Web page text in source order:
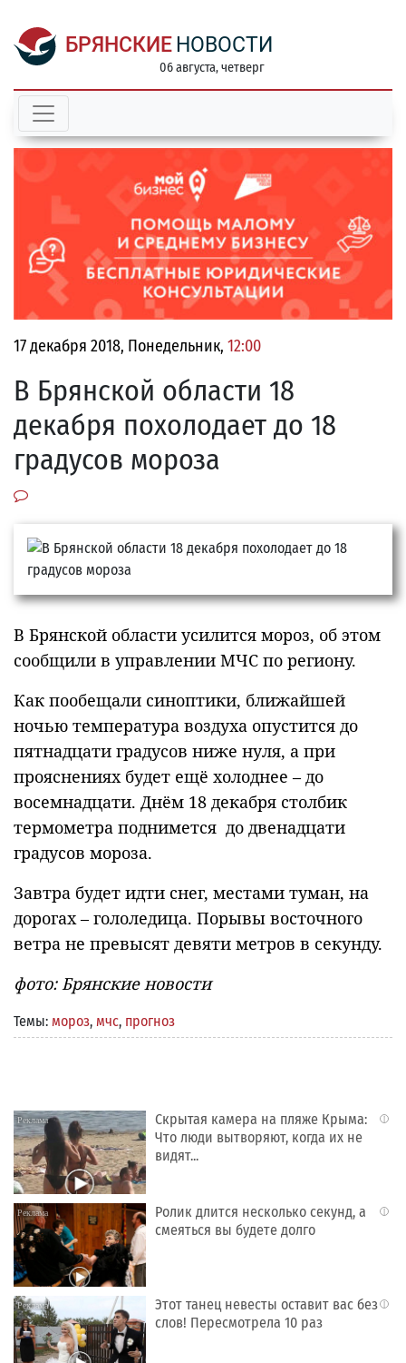
БРЯНСКИЕ НОВОСТИ
06 августа, четверг
17 декабря 2018, Понедельник, 12:00
В Брянской области 18
декабря похолодает до 18
градусов мороза
В Брянской области усилится мороз, об этом
сообщили в управлении МЧС по региону.
Как пообещали синоптики, ближайшей
ночью температура воздуха опустится до
пятнадцати градусов ниже нуля, а при
прояснениях будет ещё холоднее – до
восемнадцати. Днём 18 декабря столбик
термометра поднимется до двенадцати
градусов мороза.
Завтра будет идти снег, местами туман, на
дорогах – гололедица. Порывы восточного
ветра не превысят девяти метров в секунду.
фото: Брянские новости
Темы: мороз, мчс, прогноз
i
Скрытая камера на пляже Крыма:
Что люди вытворяют, когда их не
видят...
i
Ролик длится несколько секунд, а
смеяться вы будете долго
i
Этот танец невесты оставит вас без
слов! Пересмотрела 10 раз